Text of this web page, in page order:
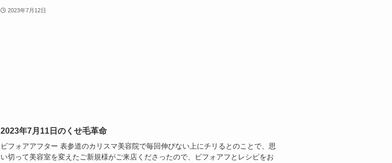
2023年7月12日
2023年7月11日のくせ毛革命
ビフォアアフター 表参道のカリスマ美容院で毎回伸びない上にチリるとのことで、思
い切って美容室を変えたご新規様がご来店くださったので、ビフォアフとレシピをお